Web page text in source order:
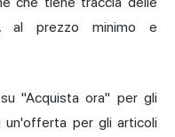
al prezzo minimo e
"Acquista ora" per gli
per gli articoli